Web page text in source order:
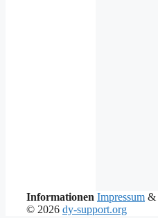
Informationen Impressum &
© 2026 dy-support.org